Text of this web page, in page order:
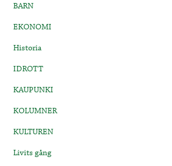
BARN
EKONOMI
Historia
IDROTT
KAUPUNKI
KOLUMNER
KULTUREN
Livits gång